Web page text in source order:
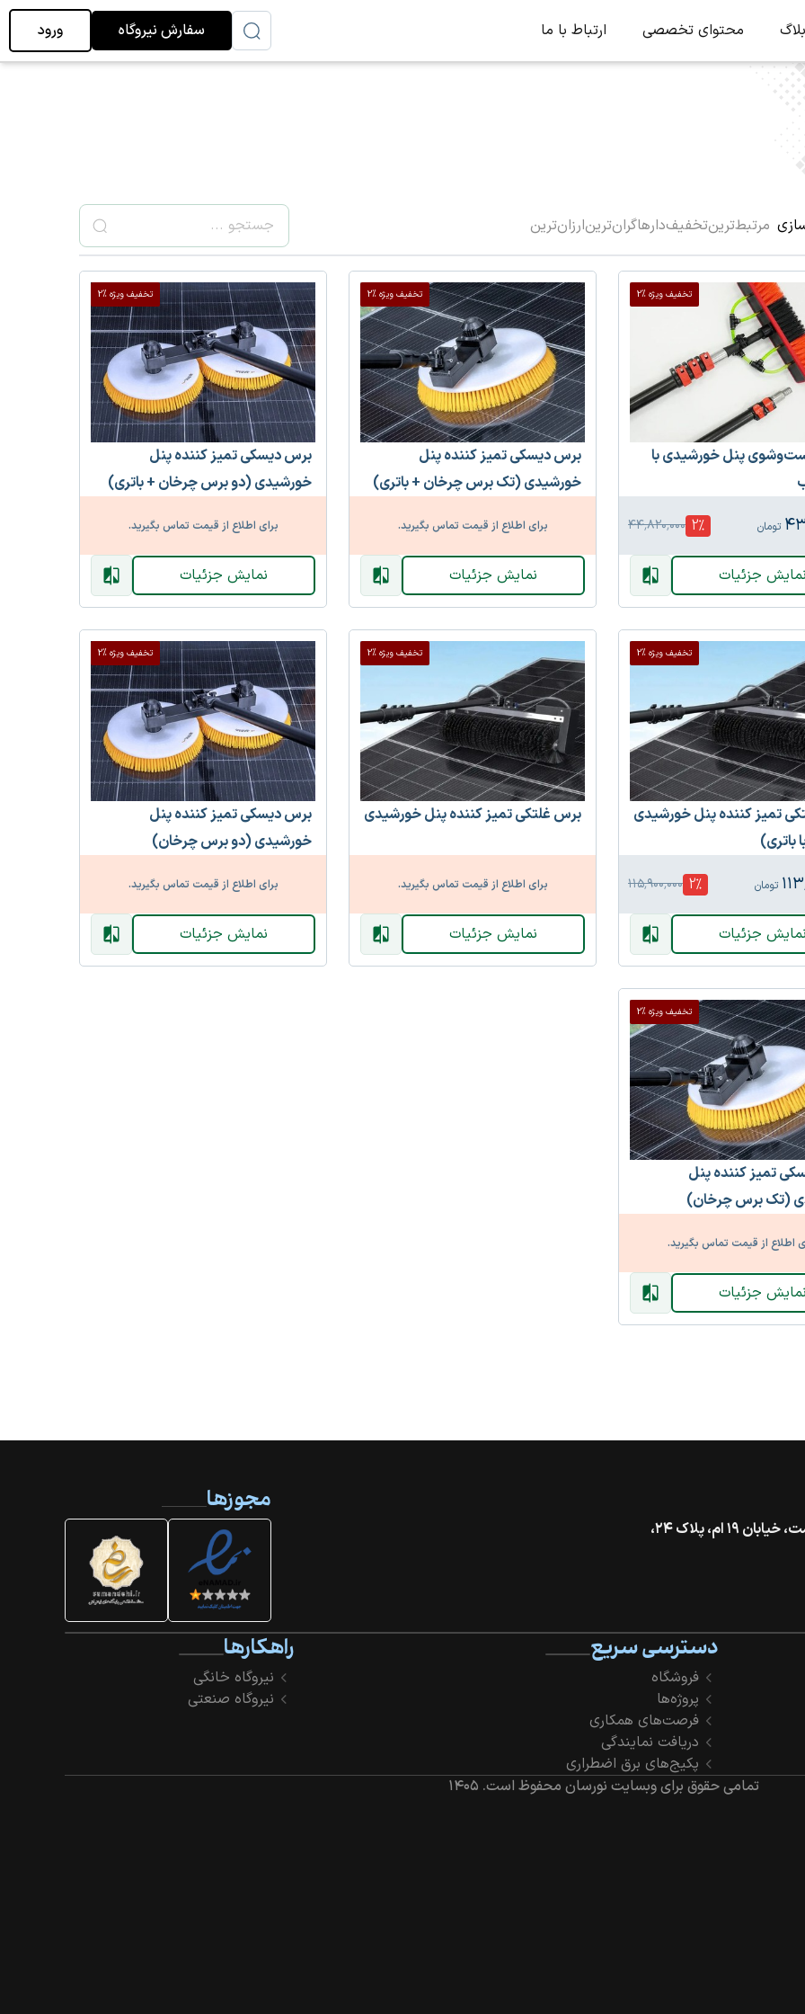
بلاگ محتوای تخصصی ارتباط با ما سفارش نیروگاه ورود
مرتبط‌ترینتخفیف‌دارهاگران‌ترینارزان‌ترین
تخفیف ویژه %2
پنل خورشیدی با
تومان 2% ۴۴٬۸۲۰٬۰۰۰
نمایش جزئیات
تخفیف ویژه %2
برس دیسکی تمیز کننده پنل
خورشیدی (تک برس چرخان + باتری)
برای اطلاع از قیمت تماس بگیرید.
نمایش جزئیات
تخفیف ویژه %2
برس دیسکی تمیز کننده پنل
خورشیدی (دو برس چرخان + باتری)
برای اطلاع از قیمت تماس بگیرید.
نمایش جزئیات
تخفیف ویژه %2
تمیز کننده پنل خورشیدی
باتری)
تومان 2% ۱۱۵٬۹۰۰٬۰۰۰
نمایش جزئیات
تخفیف ویژه %2
برس غلتکی تمیز کننده پنل خورشیدی
برای اطلاع از قیمت تماس بگیرید.
نمایش جزئیات
تخفیف ویژه %2
برس دیسکی تمیز کننده پنل
خورشیدی (دو برس چرخان)
برای اطلاع از قیمت تماس بگیرید.
نمایش جزئیات
تخفیف ویژه %2
تمیز کننده پنل
(تک برس چرخان)
اطلاع از قیمت تماس بگیرید.
نمایش جزئیات
تهران، خیابان گاندی جنوبی، بالاتر از بزرگراه شهید همت، خیابان ۱۹ ام، پلاک ۲۴،
مجوزها
دسترسی سریع
فروشگاه
پروژه‌ها
فرصت‌های همکاری
دریافت نمایندگی
پکیج‌های برق اضطراری
راهکارها
نیروگاه خانگی
نیروگاه صنعتی
تمامی حقوق برای وبسایت نورسان محفوظ است. ۱۴۰۵